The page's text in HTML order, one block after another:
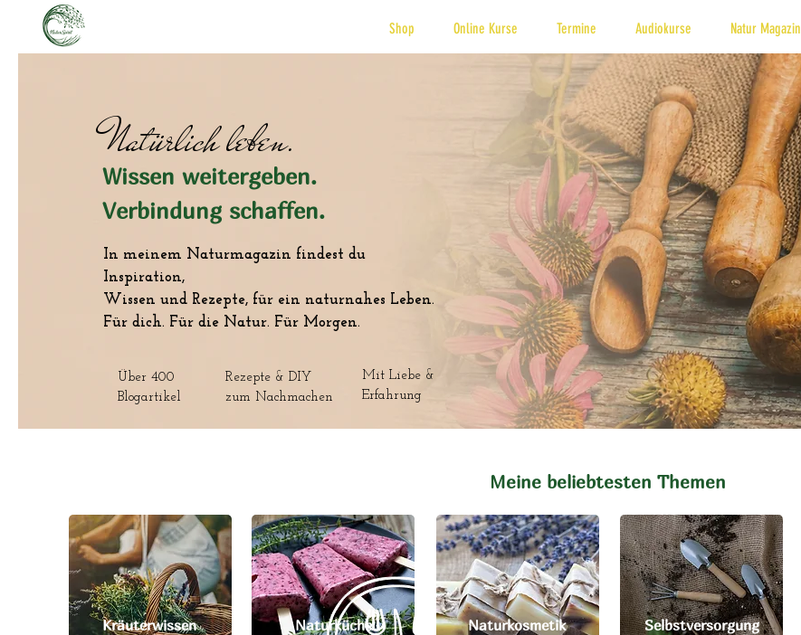
Shop Online Kurse Termine Audiokurse Natur Magazin
Natürlich leben.
Wissen weitergeben.
Verbindung schaffen.
In meinem Naturmagazin findest du
Inspiration,
Wissen und Rezepte, für ein naturnahes Leben.
Für dich. Für die Natur. Für Morgen.
Über 400
Blogartikel
Rezepte & DIY
zum Nachmachen
Mit Liebe &
Erfahrung
Meine beliebtesten Themen
Kräuterwissen Naturküche Naturkosmetik Selbstversorgung